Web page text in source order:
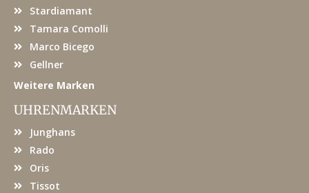
Stardiamant
Tamara Comolli
Marco Bicego
Gellner
Weitere Marken
UHRENMARKEN
Junghans
Rado
Oris
Tissot